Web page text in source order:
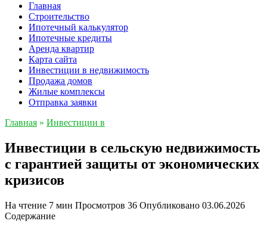
Главная
Строительство
Ипотечный калькулятор
Ипотечные кредиты
Аренда квартир
Карта сайта
Инвестиции в недвижимость
Продажа домов
Жилые комплексы
Отправка заявки
Главная » Инвестиции в
Инвестиции в сельскую недвижимость
с гарантией защиты от экономических
кризисов
На чтение 7 мин Просмотров 36 Опубликовано 03.06.2026
Содержание